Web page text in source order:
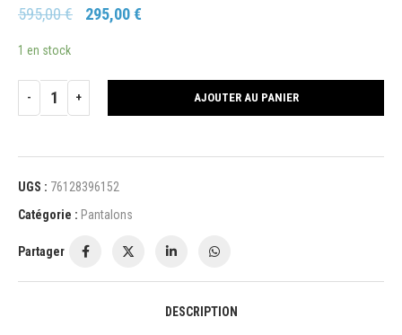
595,00€ 295,00€
1 en stock
AJOUTER AU PANIER
UGS : 76128396152
Catégorie : Pantalons
Partager
DESCRIPTION